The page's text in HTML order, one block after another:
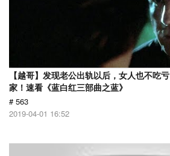
【越哥】发现老公出轨以后，女人也不吃
家！速看《蓝白红三部曲之蓝》
# 563
2019-04-01 16:52